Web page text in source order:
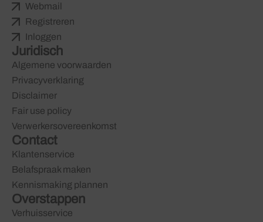
Webmail
Registreren
Inloggen
Juridisch
Algemene voorwaarden
Privacyverklaring
Disclaimer
Fair use policy
Verwerkersovereenkomst
Contact
Klantenservice
Belafspraak maken
Kennismaking plannen
Overstappen
Verhuisservice